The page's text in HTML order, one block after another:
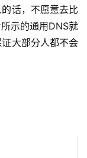
话，不愿意去比
示的通用DNS就
大部分人都不会